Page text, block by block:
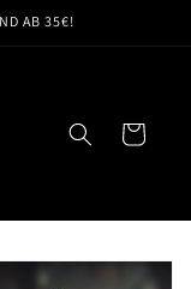
AB 35€!
Warenkorb